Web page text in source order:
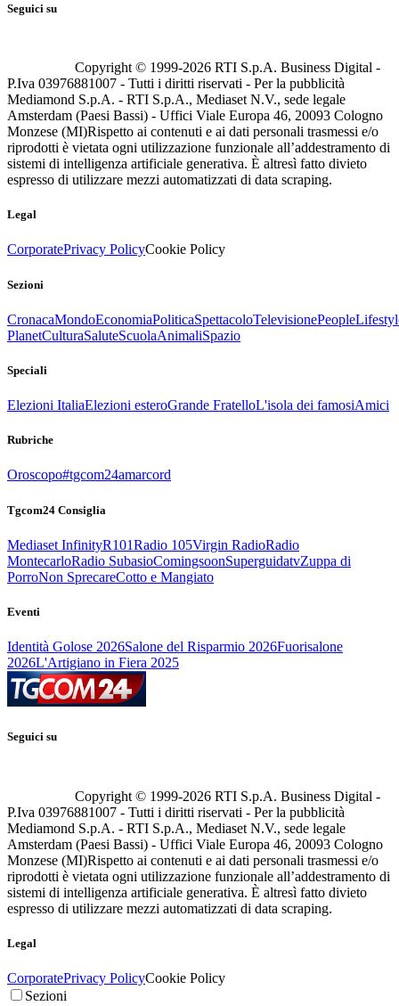
Seguici su
Copyright © 1999-2026 RTI S.p.A. Business Digital -
P.Iva 03976881007 - Tutti i diritti riservati - Per la pubblicità
Mediamond S.p.A. - RTI S.p.A., Mediaset N.V., sede legale
Amsterdam (Paesi Bassi) - Uffici Viale Europa 46, 20093 Cologno
Monzese (MI)Rispetto ai contenuti e ai dati personali trasmessi e/o
riprodotti è vietata ogni utilizzazione funzionale all’addestramento di
sistemi di intelligenza artificiale generativa. È altresì fatto divieto
espresso di utilizzare mezzi automatizzati di data scraping.
Legal
CorporatePrivacy PolicyCookie Policy
Sezioni
CronacaMondoEconomiaPoliticaSpettacoloTelevisionePeople
PlanetCulturaSaluteScuolaAnimaliSpazio
Speciali
Elezioni ItaliaElezioni esteroGrande FratelloL'isola dei famosiAmici
Rubriche
Oroscopo#tgcom24amarcord
Tgcom24 Consiglia
Mediaset InfinityR101Radio 105Virgin RadioRadio
MontecarloRadio SubasioComingsoonSuperguidatvZuppa di
PorroNon SprecareCotto e Mangiato
Eventi
Identità Golose 2026Salone del Risparmio 2026Fuorisalone
2026L'Artigiano in Fiera 2025
Seguici su
Copyright © 1999-2026 RTI S.p.A. Business Digital -
P.Iva 03976881007 - Tutti i diritti riservati - Per la pubblicità
Mediamond S.p.A. - RTI S.p.A., Mediaset N.V., sede legale
Amsterdam (Paesi Bassi) - Uffici Viale Europa 46, 20093 Cologno
Monzese (MI)Rispetto ai contenuti e ai dati personali trasmessi e/o
riprodotti è vietata ogni utilizzazione funzionale all’addestramento di
sistemi di intelligenza artificiale generativa. È altresì fatto divieto
espresso di utilizzare mezzi automatizzati di data scraping.
Legal
CorporatePrivacy PolicyCookie Policy
Sezioni